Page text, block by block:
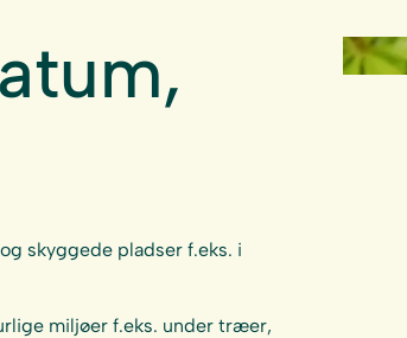
skyggede pladser f.eks. i
miljøer f.eks. under træer,